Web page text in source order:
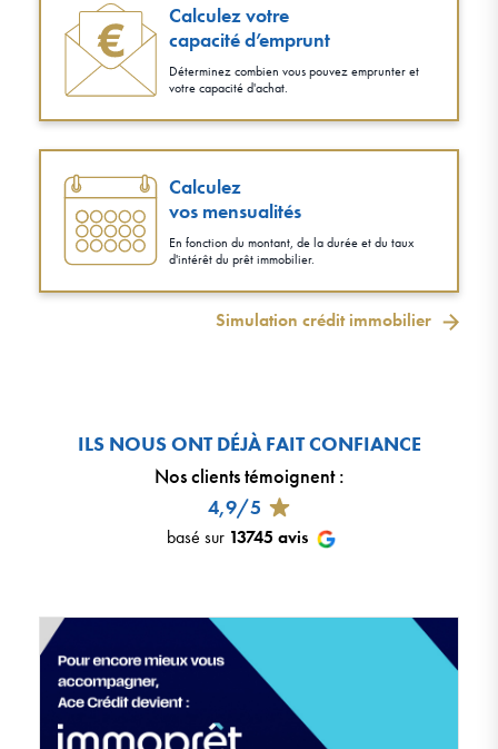
Calculez votre
capacité d’emprunt
Déterminez combien vous pouvez emprunter et
votre capacité d'achat.
Calculez
vos mensualités
En fonction du montant, de la durée et du taux
d'intérêt du prêt immobilier.
Simulation crédit immobilier
ILS NOUS ONT DÉJÀ FAIT CONFIANCE
Nos clients témoignent:
4,9/5
basé sur 13745 avis